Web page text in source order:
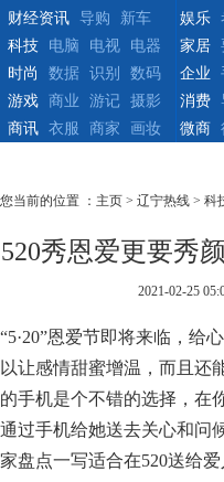
财经资讯
导购 新车
娱乐
科技
电脑 电视
电器
时尚
数据 识别 数码
家居
企业
游戏
商业 游记
摄影
商讯
衣服 商家 画妆
消费
微商
您当前的位置 ： 主页 > 辽宁热线 > 科
520秀恩爱更要秀
2021-02-25
“5·20”恩爱节即将来临，给
以让感情甜蜜增温，而且还
的手机是个不错的选择，在
通过手机给她送去关心和问
家盘点一写适合在520送给爱